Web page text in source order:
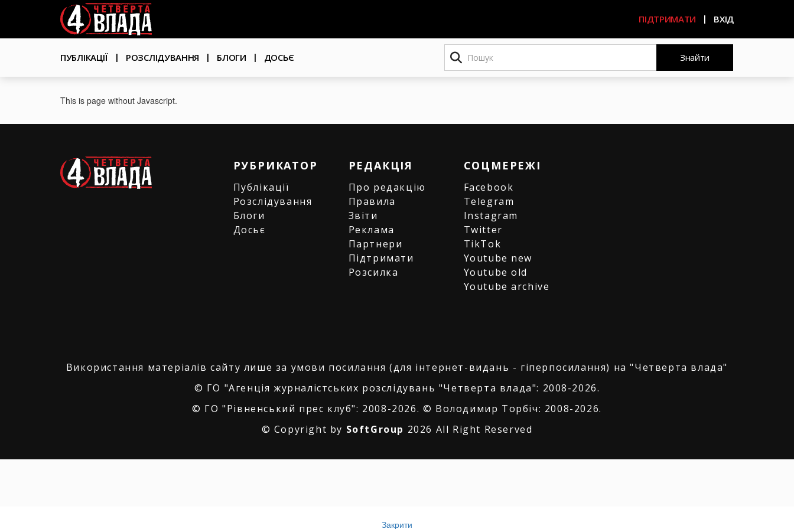
вмісту
User
account
menu
ПІДТРИМАТИ ВХІД
Основна
навіґація
ПУБЛІКАЦІЇ РОЗСЛІДУВАННЯ БЛОГИ ДОСЬЄ
Пошук
Знайти
This is page without Javascript.
РУБРИКАТОР
Публікації
Розслідування
Блоги
Досьє
РЕДАКЦІЯ
Про редакцію
Правила
Звіти
Реклама
Партнери
Підтримати
Розсилка
СОЦМЕРЕЖІ
Facebook
Telegram
Instagram
Twitter
TikTok
Youtube new
Youtube old
Youtube archive
Використання матеріалів сайту лише за умови посилання (для інтернет-видань - гіперпосилання) на "Четверта влада"
© ГО "Агенція журналістських розслідувань "Четверта влада": 2008-2026.
© ГО "Рівненський прес клуб": 2008-2026. © Володимир Торбіч: 2008-2026.
© Copyright by SoftGroup 2026 All Right Reserved
Закрити